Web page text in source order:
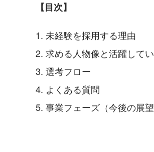
【目次】
未経験を採用する理由
求める人物像と活躍して
選考フロー
よくある質問
事業フェーズ（今後の展望